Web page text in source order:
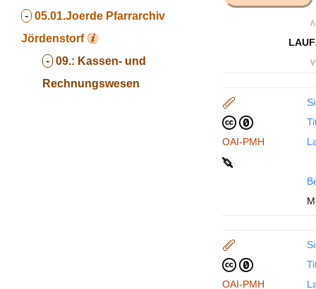
- 05.01.Joerde Pfarrarchiv
Jördenstorf
- 09.: Kassen- und
Rechnungswesen
∧
∨
OAI-PMH
OAI-PMH